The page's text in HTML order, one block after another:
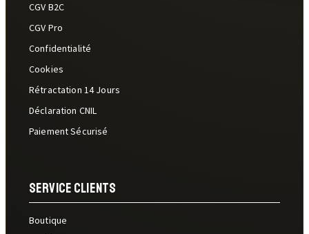
CGV B2C
CGV Pro
Confidentialité
Cookies
Rétractation 14 Jours
Déclaration CNIL
Paiement Sécurisé
Service Clients
Boutique